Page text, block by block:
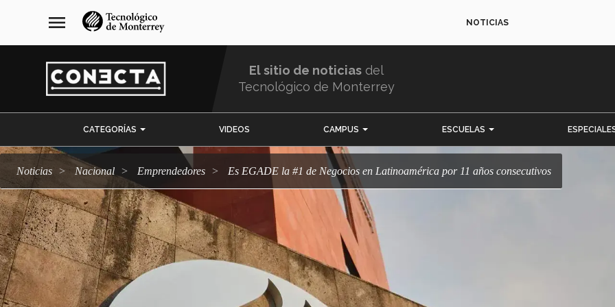
navegación
principal
menu NOTICIAS
El sitio de noticias del
Tecnológico de Monterrey
CATEGORÍAS VIDEOS CAMPUS ESCUELAS
Noticias Nacional emprendedores Es EGADE la #1 de Negocios en Latinoamérica por 11 años consecutivos